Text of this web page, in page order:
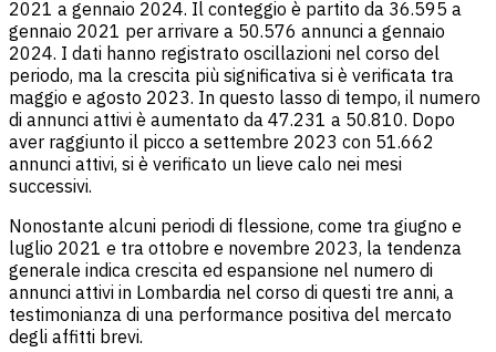
2021 a gennaio 2024. Il conteggio è partito da 36.595 a
gennaio 2021 per arrivare a 50.576 annunci a gennaio
2024. I dati hanno registrato oscillazioni nel corso del
periodo, ma la crescita più significativa si è verificata tra
maggio e agosto 2023. In questo lasso di tempo, il numero
di annunci attivi è aumentato da 47.231 a 50.810. Dopo
aver raggiunto il picco a settembre 2023 con 51.662
annunci attivi, si è verificato un lieve calo nei mesi
successivi.
Nonostante alcuni periodi di flessione, come tra giugno e
luglio 2021 e tra ottobre e novembre 2023, la tendenza
generale indica crescita ed espansione nel numero di
annunci attivi in Lombardia nel corso di questi tre anni, a
testimonianza di una performance positiva del mercato
degli affitti brevi.